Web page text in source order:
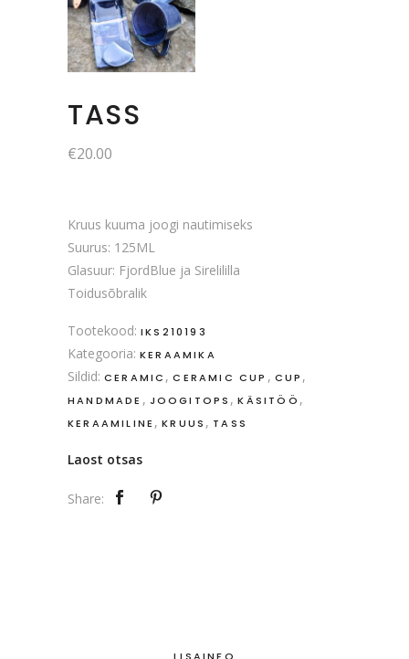
TASS
€20.00
Kruus kuuma joogi nautimiseks
Suurus: 125ML
Glasuur: FjordBlue ja Sirelililla
Toidusõbralik
Tootekood: IKS210193
Kategooria: KERAAMIKA
Sildid: CERAMIC ,CERAMIC CUP , CUP ,
HANDMADE , JOOGITOPS ,KÄSITÖÖ ,
KERAAMILINE ,KRUUS , TASS
Laost otsas
Share: